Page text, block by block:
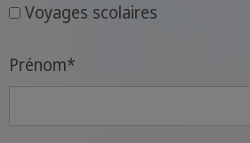
Voyages scolaires
Prénom*